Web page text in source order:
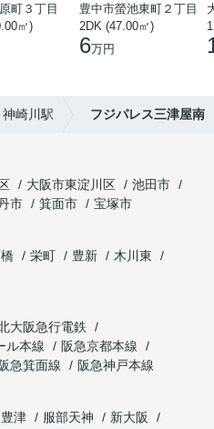
町３丁目
㎡)
豊中市螢池東町２丁目
2DK (47.00㎡)
6万円
神崎川駅 フジパレス三津屋南
大阪市東淀川区
池田市
市 箕面市
宝塚市
栄町 豊新
木川東
大阪急行電鉄
ル本線
阪急京都本線
急箕面線
阪急神戸本線
豊津 服部天神
新大阪